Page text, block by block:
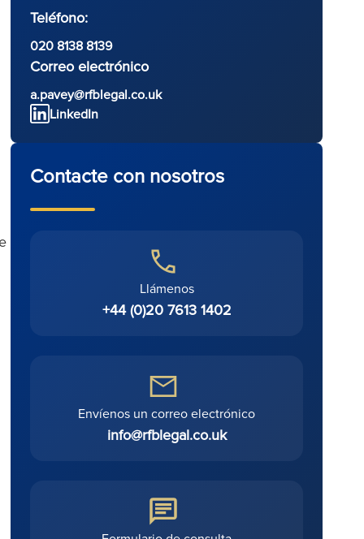
Teléfono:
020 8138 8139
Correo electrónico
a.pavey@rfblegal.co.uk
LinkedIn
Contacte con nosotros
Llámenos
+44 (0)20 7613 1402
Envíenos un correo electrónico
info@rfblegal.co.uk